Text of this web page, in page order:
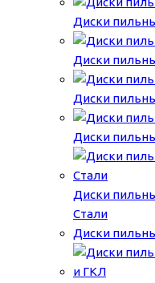
Диски
Диски
Диски
Диски
Диски
Стали
Диски